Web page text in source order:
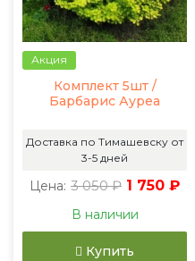
Акция
Комплект 5шт /
Барбарис Ауреа
Доставка по Тимашевску от
3-5 дней
Цена: 3 050 ₽ 1 750 ₽
В наличии
Купить